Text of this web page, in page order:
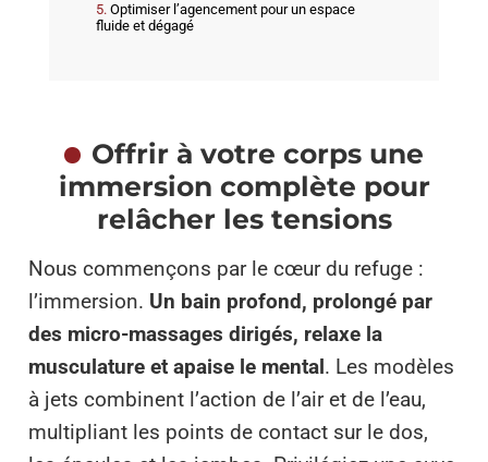
Optimiser l’agencement pour un espace
fluide et dégagé
Offrir à votre corps une
immersion complète pour
relâcher les tensions
Nous commençons par le cœur du refuge :
l’immersion. Un bain profond, prolongé par
des micro-massages dirigés, relaxe la
musculature et apaise le mental. Les modèles
à jets combinent l’action de l’air et de l’eau,
multipliant les points de contact sur le dos,